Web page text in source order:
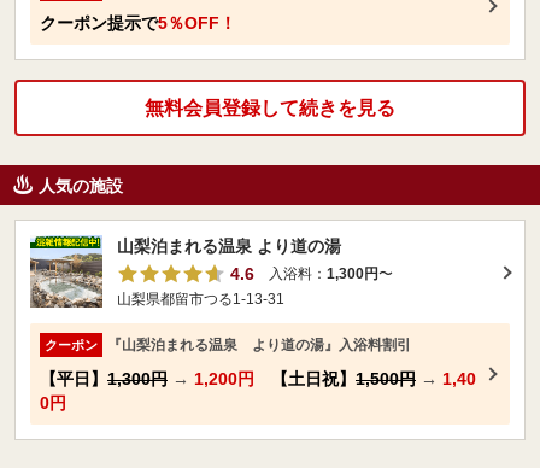
クーポン提示で5％OFF！
無料会員登録して続きを見る
人気の施設
山梨泊まれる温泉 より道の湯
4.6
入浴料： 1,300円〜
山梨県都留市つる1-13-31
クーポン 『山梨泊まれる温泉 より道の湯』入浴料割引
【平日】 1,300円 → 1,200円 【土日祝】 1,500円 → 1,40
0円